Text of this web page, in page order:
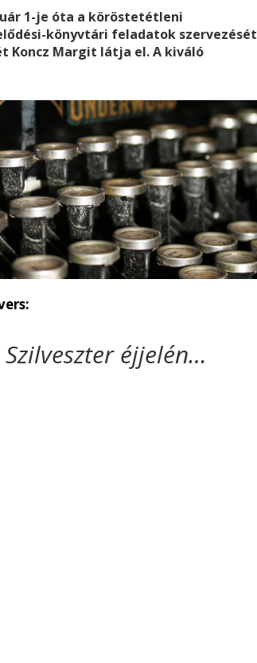
1-je óta a köröstetétleni
könyvtári feladatok szervezését
Koncz Margit látja el. A kiváló
rendelkezik!
Szilveszter éjjelén…